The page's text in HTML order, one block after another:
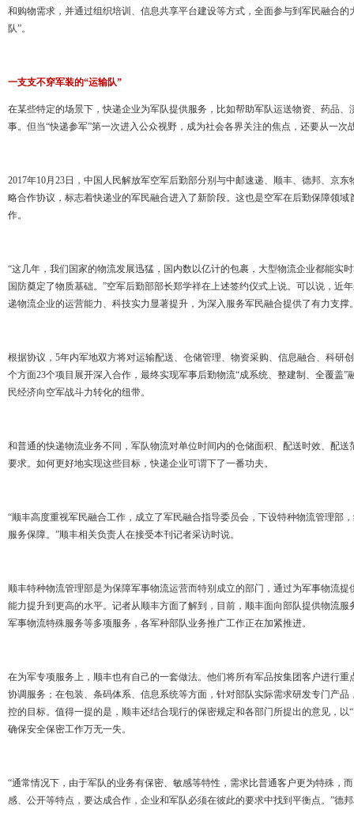
和购物需求，并通过组织培训、信息共享平台建设等方式，全面参与到军民融合的
队”。
一支支不穿军装的“运输队”
在某些特定的场景下，快递企业为军队提供服务，比如帮助军队运送物资、药品
事。但当“快递参军”第一次进入公众视野，成为社会各界关注的焦点，还要从一
2017年10月23日，中国人民解放军空军后勤部分别与中邮速递、顺丰、德邦、京
略合作协议，标志着快递业的军民融合进入了新阶段。这也是空军在后勤保障领
作。
“这几年，我们国家的物流发展迅猛，国内数以亿计的包裹，大型物流企业都能实
国防奠定了物质基础。”空军后勤部部长郑学祥在上述签约仪式上说。可以说，近
递物流企业的运营能力、科技实力显著提升，为深入服务军民融合提供了有力支撑
根据协议，5年内军地双方将对运输配送、仓储管理、物资采购、信息融合、科研
个方面23个项目展开深入合作，最终实现军事后勤物流“成系统、整建制、全覆盖
民经济向空军战斗力转化的纽带。
和普通的快递物流业务不同，军队物流对单位时间内的仓储面积、配送时效、配
要求。如何更好地实现这些目标，快递企业可谓下了一番功夫。
“顺丰高度重视军民融合工作，成立了军民融合指导委员会，下设特种物流管理部
服务保障。”顺丰相关负责人在接受本刊记者采访时说。
顺丰特种物流管理部是为保障军事物流运营而特别成立的部门，通过为军事物流
能力提升到更高的水平。记者从顺丰方面了解到，目前，顺丰面向部队提供物流
军事物流特殊服务等多项服务，各军种部队业务推广工作正在加紧推进。
在为军专项服务上，顺丰也有自己的一套做法。他们将所有军品按集团客户进行
协调服务；在包装、条码体系、信息系统等方面，针对部队实际需求研发专门产
控的目标。值得一提的是，顺丰还结合现行的保密规定和各部门所提出的意见，以
确保安全保密工作万无一失。
“通常情况下，由于军队的业务有保密、敏感等特性，需求比普通客户更为特殊，
感、公开等特点，要达成合作，企业和军队必须在彼此的要求中找到平衡点。”德